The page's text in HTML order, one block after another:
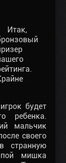
Итак,
будет
ребенка.
мальчик
своего
странную
мишка